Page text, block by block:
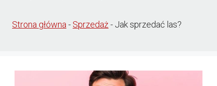
Strona główna- Sprzedaż- Jak sprzedać las?